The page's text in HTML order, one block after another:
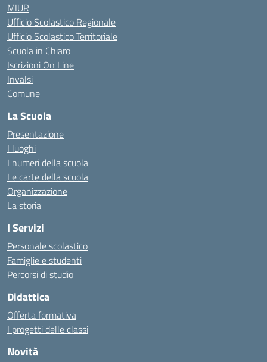
MIUR
Ufficio Scolastico Regionale
Ufficio Scolastico Territoriale
Scuola in Chiaro
Iscrizioni On Line
Invalsi
Comune
La Scuola
Presentazione
I luoghi
I numeri della scuola
Le carte della scuola
Organizzazione
La storia
I Servizi
Personale scolastico
Famiglie e studenti
Percorsi di studio
Didattica
Offerta formativa
I progetti delle classi
Novità